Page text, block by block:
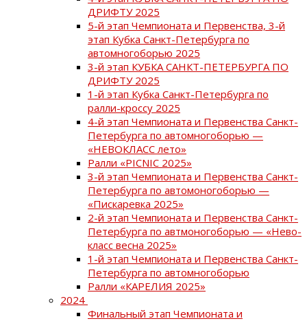
ДРИФТУ 2025
5-й этап Чемпионата и Первенства, 3-й
этап Кубка Санкт-Петербурга по
автомногоборью 2025
3-й этап КУБКА САНКТ-ПЕТЕРБУРГА ПО
ДРИФТУ 2025
1-й этап Кубка Санкт-Петербурга по
ралли-кроссу 2025
4-й этап Чемпионата и Первенства Санкт-
Петербурга по автомногоборью —
«НЕВОКЛАСС лето»
Ралли «PICNIC 2025»
3-й этап Чемпионата и Первенства Санкт-
Петербурга по автомоногоборью —
«Пискаревка 2025»
2-й этап Чемпионата и Первенства Санкт-
Петербурга по автмоногоборью — «Нево-
класс весна 2025»
1-й этап Чемпионата и Первенства Санкт-
Петербурга по автомногоборью
Ралли «КАРЕЛИЯ 2025»
2024
Финальный этап Чемпионата и